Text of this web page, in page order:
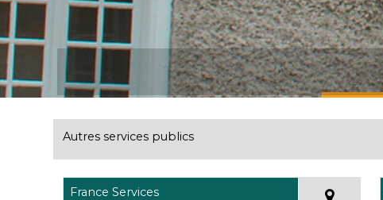
Autres services publics
France Services